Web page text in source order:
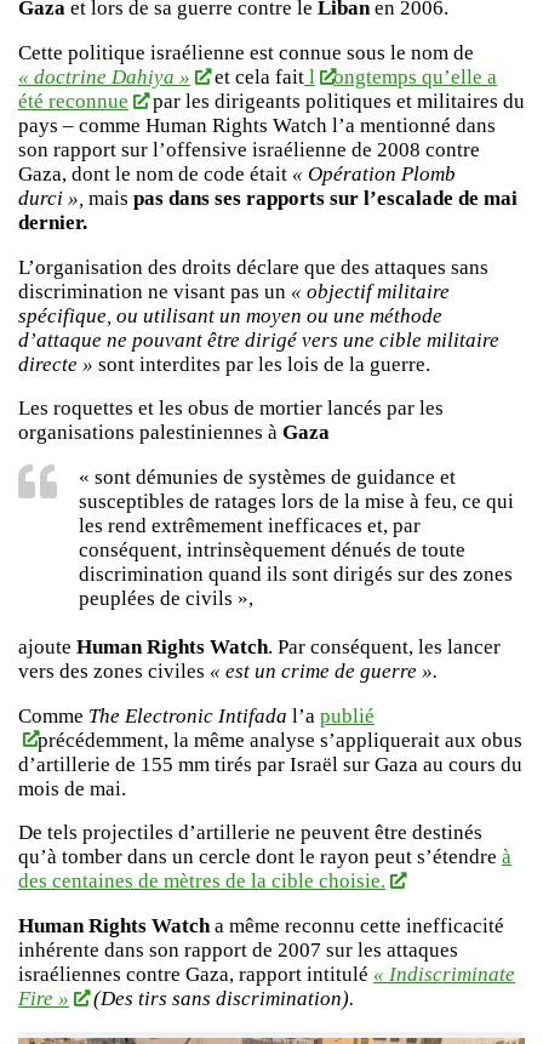
Gaza et lors de sa guerre contre le Libanen 2006.
Cette politique israélienne est connue sous le nom de
« doctrine Dahiya »
et cela faitl
ongtemps qu’elle a
été reconnue
par les dirigeants politiques et militaires du
pays – comme Human Rights Watch l’a mentionné dans
son rapport sur l’offensive israélienne de 2008 contre
Gaza, dont le nom de code était « Opération Plomb
durci », mais pas dans ses rapports sur l’escalade de mai
dernier.
L’organisation des droits déclare que des attaques sans
discrimination ne visant pas un « objectif militaire
spécifique, ou utilisant un moyen ou une méthode
d’attaque ne pouvant être dirigé vers une cible militaire
directe » sont interdites par les lois de la guerre.
Les roquettes et les obus de mortier lancés par les
organisations palestiniennes à Gaza
« sont démunies de systèmes de guidance et
susceptibles de ratages lors de la mise à feu, ce qui
les rend extrêmement inefficaces et, par
conséquent, intrinsèquement dénués de toute
discrimination quand ils sont dirigés sur des zones
peuplées de civils »,
ajoute Human Rights Watch. Par conséquent, les lancer
vers des zones civiles « est un crime de guerre ».
Comme The Electronic Intifada l’a publié
précédemment, la même analyse s’appliquerait aux obus
d’artillerie de 155 mm tirés par Israël sur Gaza au cours du
mois de mai.
De tels projectiles d’artillerie ne peuvent être destinés
qu’à tomber dans un cercle dont le rayon peut s’étendre à
des centaines de mètres de la cible choisie.
Human Rights Watcha même reconnu cette inefficacité
inhérente dans son rapport de 2007 sur les attaques
israéliennes contre Gaza, rapport intitulé « Indiscriminate
Fire »
(Des tirs sans discrimination).